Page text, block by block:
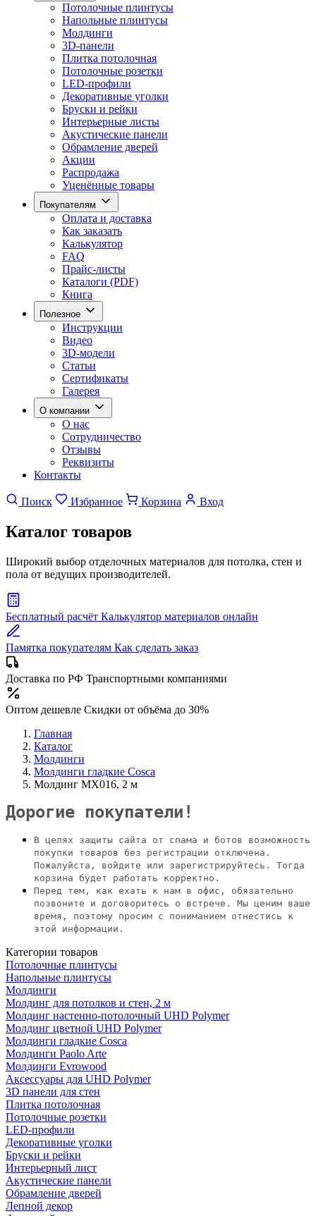
Потолочные плинтусы
Напольные плинтусы
Молдинги
3D-панели
Плитка потолочная
Потолочные розетки
LED-профили
Декоративные уголки
Бруски и рейки
Интерьерные листы
Акустические панели
Обрамление дверей
Акции
Распродажа
Уценённые товары
Покупателям
Оплата и доставка
Как заказать
Калькулятор
FAQ
Прайс-листы
Каталоги (PDF)
Книга
Полезное
Инструкции
Видео
3D-модели
Статьи
Сертификаты
Галерея
О компании
О нас
Сотрудничество
Отзывы
Реквизиты
Контакты
Поиск Избранное Корзина Вход
Каталог товаров
Широкий выбор отделочных материалов для потолка, стен и
пола от ведущих производителей.
Бесплатный расчёт Калькулятор материалов онлайн
Памятка покупателям Как сделать заказ
Доставка по РФ Транспортными компаниями
Оптом дешевле Скидки от объёма до 30%
Главная
Каталог
Молдинги
Молдинги гладкие Cosca
Молдинг MX016, 2 м
Дорогие покупатели!
В целях защиты сайта от спама и ботов возможность
покупки товаров без регистрации отключена.
Пожалуйста, войдите или зарегистрируйтесь. Тогда
корзина будет работать корректно.
Перед тем, как ехать к нам в офис, обязательно
позвоните и договоритесь о встрече. Мы ценим ваше
время, поэтому просим с пониманием отнестись к
этой информации.
Категории товаров
Потолочные плинтусы
Напольные плинтусы
Молдинги
Молдинг для потолков и стен, 2 м
Молдинг настенно-потолочный UHD Polymer
Молдинг цветной UHD Polymer
Молдинги гладкие Cosca
Молдинги Paolo Arte
Молдинги Evrowood
Аксессуары для UHD Polymer
3D панели для стен
Плитка потолочная
Потолочные розетки
LED-профили
Декоративные уголки
Бруски и рейки
Интерьерный лист
Акустические панели
Обрамление дверей
Лепной декор